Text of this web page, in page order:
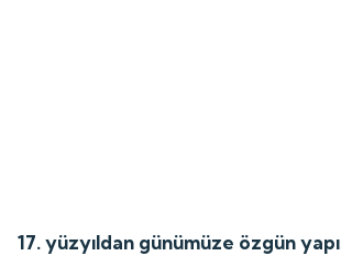
17. yüzyıldan günümüze özgün